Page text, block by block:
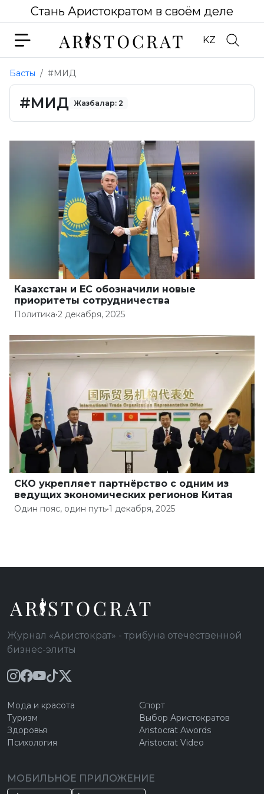
Стань Аристократом в своём деле
KZ
Басты #МИД
#МИД Жазбалар: 2
Казахстан и ЕС обозначили новые
приоритеты сотрудничества
Политика•2 декабря, 2025
СКО укрепляет партнёрство с одним из
ведущих экономических регионов Китая
Один пояс, один путь•1 декабря, 2025
Журнал «Аристократ» - трибуна отечественной
бизнес-элиты
Мода и красота
Туризм
Здоровья
Психология
Спорт
Выбор Аристократов
Aristocrat Awords
Aristocrat Video
МОБИЛЬНОЕ ПРИЛОЖЕНИЕ